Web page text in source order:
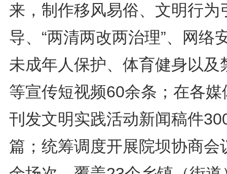
来，制作移风易俗、文明行为
导、“两清两改两治理”、网络
未成年人保护、体育健身以及
等宣传短视频60余条；在各媒
刊发文明实践活动新闻稿件
篇；统筹调度开展院坝协商会